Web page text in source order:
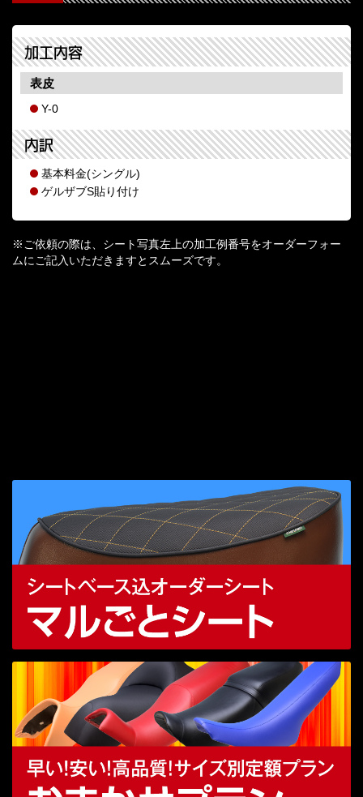
加工内容
表皮
Y-0
内訳
基本料金(シングル)
ゲルザブS貼り付け
※ご依頼の際は、シート写真左上の加工例番号をオーダーフォー
ムにご記入いただきますとスムーズです。